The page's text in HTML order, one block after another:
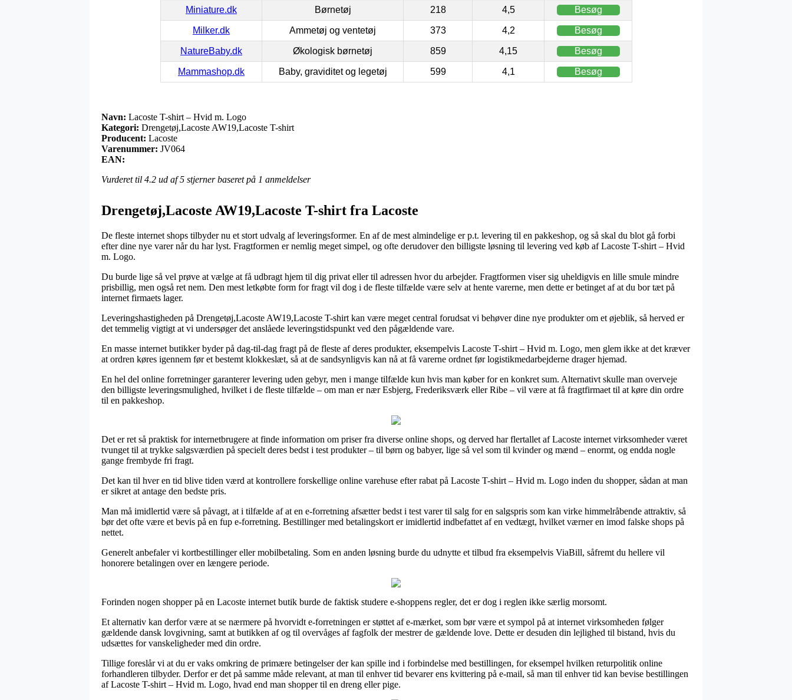
Miniature.dk Børnetøj 218 4,5 Besøg
Milker.dk Ammetøj og ventetøj 373 4,2 Besøg
NatureBaby.dk Økologisk børnetøj 859 4,15 Besøg
Mammashop.dk Baby, graviditet og legetøj 599 4,1 Besøg
Navn: Lacoste T-shirt – Hvid m. Logo
Kategori: Drengetøj,Lacoste AW19,Lacoste T-shirt
Producent: Lacoste
Varenummer: JV064
EAN:
Vurderet til 4.2 ud af 5 stjerner baseret på 1 anmeldelser
Drengetøj,Lacoste AW19,Lacoste T-shirt fra Lacoste
De fleste internet shops tilbyder nu et stort udvalg af leveringsformer. En af de mest almindelige er p.t. levering til en pakkeshop, og så skal du blot gå forbi
efter dine nye varer når du har lyst. Fragtformen er nemlig meget simpel, og ofte derudover den billigste løsning til levering ved køb af Lacoste T-shirt – Hvid
m. Logo.
Du burde lige så vel prøve at vælge at få udbragt hjem til dig privat eller til adressen hvor du arbejder. Fragtformen viser sig uheldigvis en lille smule mindre
prisbillig, men også ret nem. Den mest letkøbte form for fragt vil dog i de fleste tilfælde være selv at hente varerne, men dette er betinget af at du bor tæt på
internet firmaets lager.
Leveringshastigheden på Drengetøj,Lacoste AW19,Lacoste T-shirt kan være meget central forudsat vi behøver dine nye produkter om et øjeblik, så herved er
det temmelig vigtigt at vi undersøger det anslåede leveringstidspunkt ved den pågældende vare.
En masse internet butikker byder på dag-til-dag fragt på de fleste af deres produkter, eksempelvis Lacoste T-shirt – Hvid m. Logo, men glem ikke at det kræver
at ordren køres igennem før et bestemt klokkeslæt, så at de sandsynligvis kan nå at få varerne ordnet før logistikmedarbejderne drager hjemad.
En hel del online forretninger garanterer levering uden gebyr, men i mange tilfælde kun hvis man køber for en konkret sum. Alternativt skulle man overveje
den billigste leveringsmulighed, hvilket i de fleste tilfælde – om man er nær Esbjerg, Frederiksværk eller Ribe – vil være at få fragtfirmaet til at køre din ordre
til en pakkeshop.
Det er ret så praktisk for internetbrugere at finde information om priser fra diverse online shops, og derved har flertallet af Lacoste internet virksomheder været
tvunget til at trykke salgsværdien på specielt deres bedst i test produkter – til børn og babyer, lige så vel som til kvinder og mænd – enormt, og endda nogle
gange frembyde fri fragt.
Det kan til hver en tid blive tiden værd at kontrollere forskellige online varehuse efter rabat på Lacoste T-shirt – Hvid m. Logo inden du shopper, sådan at man
er sikret at antage den bedste pris.
Man må imidlertid være så påvagt, at i tilfælde af at en e-forretning afsætter bedst i test varer til salg for en salgspris som kan virke himmelråbende attraktiv, så
bør det ofte være et bevis på en fup e-forretning. Bestillinger med betalingskort er imidlertid indbefattet af en vedtægt, hvilket værner en imod falske shops på
nettet.
Generelt anbefaler vi kortbestillinger eller mobilbetaling. Som en anden løsning burde du udnytte et tilbud fra eksempelvis ViaBill, såfremt du hellere vil
honorere betalingen over en længere periode.
Forinden nogen shopper på en Lacoste internet butik burde de faktisk studere e-shoppens regler, det er dog i reglen ikke særlig morsomt.
Et alternativ kan derfor være at se nærmere på hvorvidt e-forretningen er støttet af e-mærket, som bør være et sympol på at internet virksomheden følger
gældende dansk lovgivning, samt at butikken af og til overvåges af fagfolk der mestrer de gældende love. Dette er desuden din lejlighed til bistand, hvis du
udsættes for vanskeligheder med din ordre.
Tillige foreslår vi at du er vaks omkring de primære betingelser der kan spille ind i forbindelse med bestillingen, for eksempel hvilken returpolitik online
forhandleren tilbyder. Derfor er det på samme måde relevant, at man til enhver tid bevarer ens kvittering på e-mail, så man til enhver tid kan bevise bestillingen
af Lacoste T-shirt – Hvid m. Logo, hvad end man shopper til en dreng eller pige.